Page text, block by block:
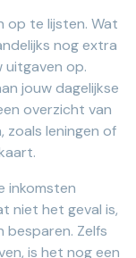
op te lijsten. Wat
nog extra
uitgaven op.
jouw dagelijkse
overzicht van
zoals leningen of
inkomsten
niet het geval is,
besparen. Zelfs
is het nog een